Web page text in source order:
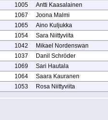
1005
Antti Kaasalainen
1067
Joona Malmi
1065
Aino Kuljukka
1054
Sara Niittyviita
1042
Mikael Nordenswan
1037
Danil Schröder
1069
Sari Hautala
1064
Saara Kauranen
1053 Rosa Niittyviita